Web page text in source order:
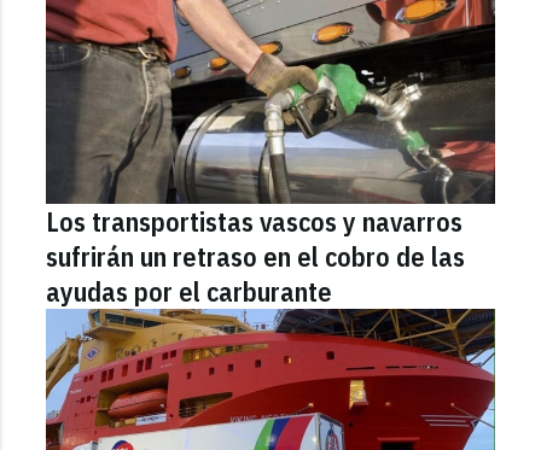
Los transportistas vascos y navarros
sufrirán un retraso en el cobro de las
ayudas por el carburante